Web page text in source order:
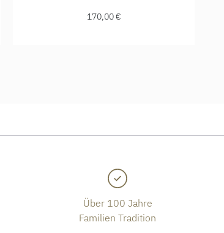
170,00 €
Über 100 Jahre
Familien Tradition